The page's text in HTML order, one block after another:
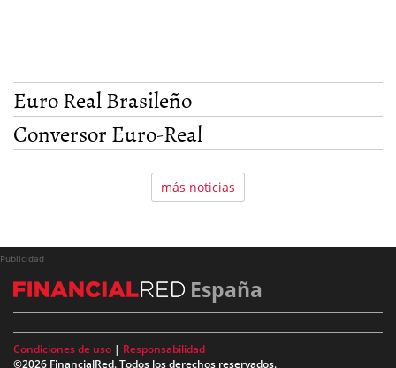
Euro Real Brasileño
Conversor Euro-Real
más noticias
Publicidad
España
Condiciones de uso | Responsabilidad
©2026 FinancialRed. Todos los derechos reservados.